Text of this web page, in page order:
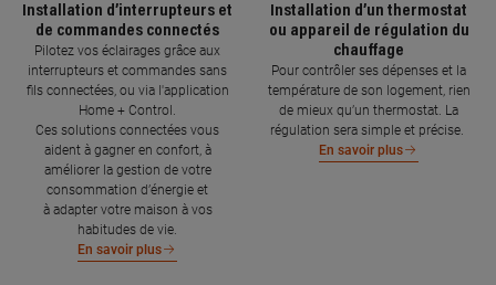
Installation d’interrupteurs et
de commandes connectés
Pilotez vos éclairages grâce aux
interrupteurs et commandes sans
fils connectées, ou via l'application
Home + Control.
Ces solutions connectées vous
aident à gagner en confort, à
améliorer la gestion de votre
consommation d’énergie et
à adapter votre maison à vos
habitudes de vie.
En savoir plus
Installation d’un thermostat
ou appareil de régulation du
chauffage
Pour contrôler ses dépenses et la
température de son logement, rien
de mieux qu’un thermostat. La
régulation sera simple et précise.
En savoir plus